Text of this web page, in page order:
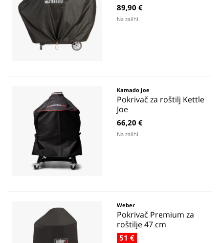
89,90 €
Na zalihi.
Kamado Joe
Pokrivač za roštilj Kettle
Joe
66,20 €
Na zalihi.
Weber
Pokrivač Premium za
roštilje 47 cm
51 €